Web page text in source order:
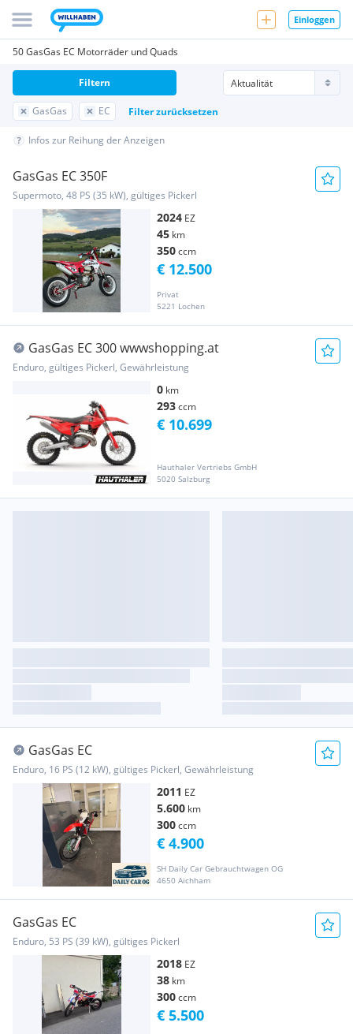
Einloggen
50 GasGas EC Motorräder und Quads
GasGas EC Filter zurücksetzen
Filtern
Infos zur Reihung der Anzeigen
GasGas EC 350F
Supermoto, 48 PS (35 kW), gültiges Pickerl
2024 EZ
45 km
350ccm
Privat
5221 Lochen
€ 12.500
GasGas EC 300 wwwshopping.at
Enduro, gültiges Pickerl, Gewährleistung
0 km
293ccm
Hauthaler Vertriebs GmbH
5020 Salzburg
€ 10.699
GasGas EC
Enduro, 16 PS (12 kW), gültiges Pickerl, Gewährleistung
2011 EZ
5.600 km
300ccm
SH Daily Car Gebrauchtwagen OG
4650 Aichham
€ 4.900
GasGas EC
Enduro, 53 PS (39 kW), gültiges Pickerl
2018 EZ
38 km
300ccm
€ 5.500